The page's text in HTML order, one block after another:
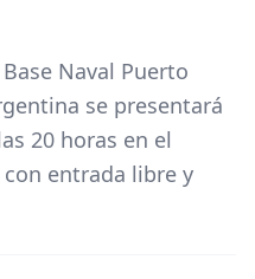
Naval Puerto
se presentará
20 horas en el
entrada libre y